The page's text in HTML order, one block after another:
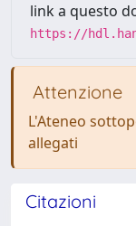
link a questo
https://
Attenzione
L'Ateneo
allegati
Citazioni